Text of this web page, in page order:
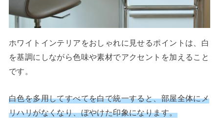
ホワイトインテリアをおしゃれに見せるポイントは、白
を基調にしながら色味や素材でアクセントを加えること
です。
白色を多用してすべてを白で統一すると、部屋全体にメ
リハリがなくなり、ぼやけた印象になります。